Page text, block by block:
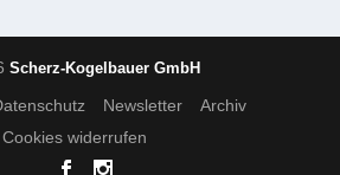
Scherz-Kogelbauer GmbH
Newsletter
Archiv
Cookies widerrufen